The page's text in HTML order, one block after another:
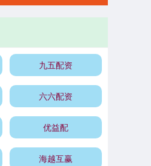
九五配资
六六配资
优益配
海越互赢